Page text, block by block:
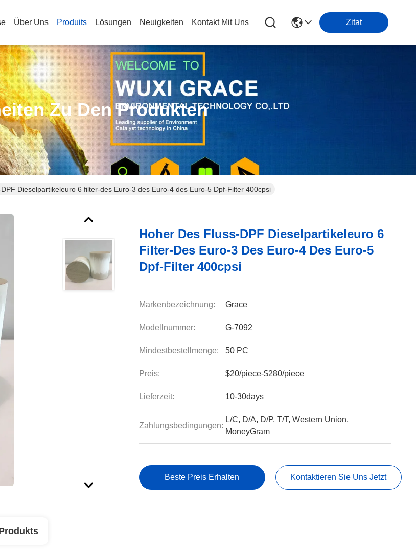
Über Uns Produits Lösungen Neuigkeiten Kontakt Mit Uns Zitat
Zu Den Produkten
Dieselpartikeleuro 6 filter-des Euro-3 des Euro-4 des Euro-5 Dpf-Filter 400cpsi
Hoher Des Fluss-DPF Dieselpartikeleuro 6
Filter-Des Euro-3 Des Euro-4 Des Euro-5
Dpf-Filter 400cpsi
Markenbezeichnung: Grace
Modellnummer: G-7092
Mindestbestellmenge: 50 PC
Preis: $20/piece-$280/piece
Lieferzeit: 10-30days
Zahlungsbedingungen:
L/C, D/A, D/P, T/T, Western Union,
MoneyGram
Beste Preis Erhalten Kontaktieren Sie Uns Jetzt